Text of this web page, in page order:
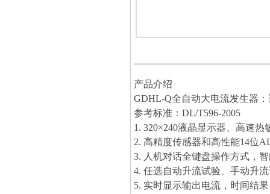
产品介绍
GDHL-Q全自动大电流发生器
参考标准： DL/T596-2005
1. 320×240液晶显示器、高速热
2. 高精度传感器和高性能14位
3. 人机对话全键盘操作方式，
4. 任选自动升流试验、手动升
5. 实时显示输出电流，时间结